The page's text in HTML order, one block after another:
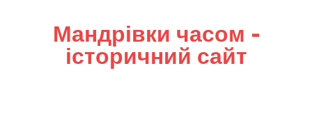
Мандрівки часом –
історичний сайт